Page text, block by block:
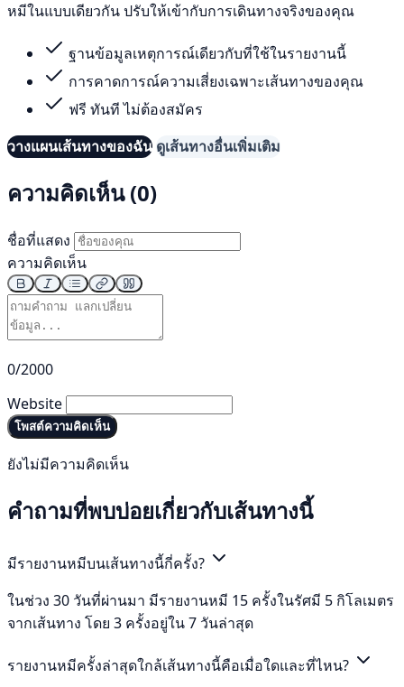
หมีในแบบเดียวกัน ปรับให้เข้ากับการเดินทางจริงของคุณ
ฐานข้อมูลเหตุการณ์เดียวกับที่ใช้ในรายงานนี้
การคาดการณ์ความเสี่ยงเฉพาะเส้นทางของคุณ
ฟรี ทันที ไม่ต้องสมัคร
วางแผนเส้นทางของฉัน ดูเส้นทางอื่นเพิ่มเติม
ความคิดเห็น (0)
ชื่อที่แสดง
ความคิดเห็น
0/2000
Website
โพสต์ความคิดเห็น
ยังไม่มีความคิดเห็น
คำถามที่พบบ่อยเกี่ยวกับเส้นทางนี้
มีรายงานหมีบนเส้นทางนี้กี่ครั้ง?
ในช่วง 30 วันที่ผ่านมา มีรายงานหมี 15 ครั้งในรัศมี 5 กิโลเมตร
จากเส้นทาง โดย 3 ครั้งอยู่ใน 7 วันล่าสุด
รายงานหมีครั้งล่าสุดใกล้เส้นทางนี้คือเมื่อใดและที่ไหน?